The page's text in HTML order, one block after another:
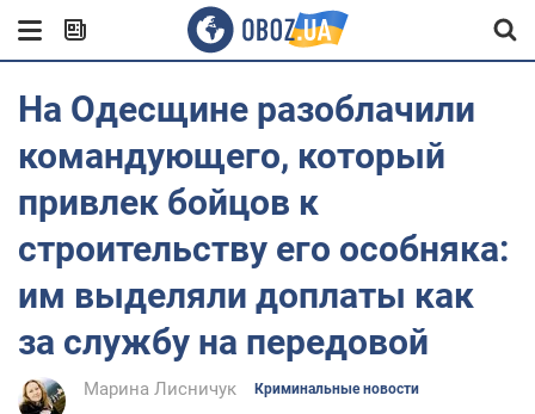
На Одесщине разоблачили
командующего, который
привлек бойцов к
строительству его особняка:
им выделяли доплаты как
за службу на передовой
Марина Лисничук Криминальные новости